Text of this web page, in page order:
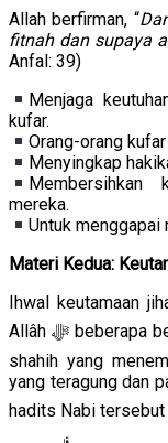
Allah berfirman, “
fitnah dan supaya
Anfal: 39)
Menjaga
kufar.
Orang-orang
Menyingkap
Membersihkan
mereka.
Untuk menggapai
Materi Kedua:
Ihwal keutamaan
Allâh ﷻ beberapa berita Ilahi yang benar dan berbagai hadits
shahih yang
yang teragung dan